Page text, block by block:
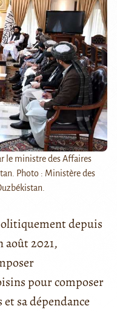
le ministre des Affaires
Photo : Ministère des
depuis
août 2021,
pour composer
et sa dépendance